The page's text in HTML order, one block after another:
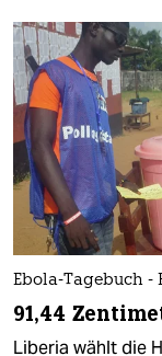
Ebola-Tagebuch -
91,44
Liberia wählt die